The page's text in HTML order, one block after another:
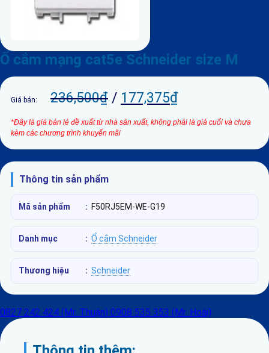
Ổ cắm mạng cat5e Schneider size M
Giá bán: 236,500₫ / 177,375₫
*Đây là giá bán lẻ đề xuất từ nhà sản xuất, không phải là giá cuối và chưa
kèm các chương trình khuyến mãi
Thông tin sản phẩm
Mã sản phẩm : F50RJ5EM-WE-G19
Danh mục : Ổ cắm Schneider
Thương hiệu : Schneider
0827 242 424 (Mr. Thuận) 0908 535 353 (Mr. Hoài)